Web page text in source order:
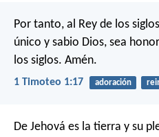
Por tanto, al Rey de los
único y sabio Dios, sea
los siglos. Amén.
1 Timoteo 1:17 adoración
De Jehová es la tierra y su